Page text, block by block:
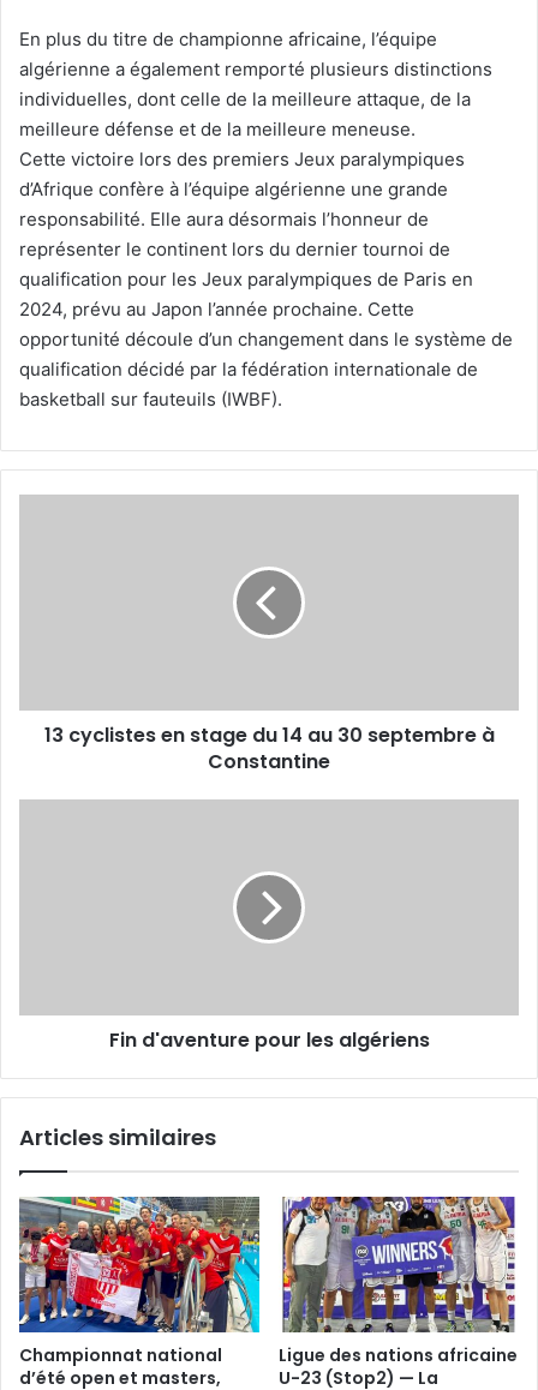
En plus du titre de championne africaine, l’équipe
algérienne a également remporté plusieurs distinctions
individuelles, dont celle de la meilleure attaque, de la
meilleure défense et de la meilleure meneuse.
Cette victoire lors des premiers Jeux paralympiques
d’Afrique confère à l’équipe algérienne une grande
responsabilité. Elle aura désormais l’honneur de
représenter le continent lors du dernier tournoi de
qualification pour les Jeux paralympiques de Paris en
2024, prévu au Japon l’année prochaine. Cette
opportunité découle d’un changement dans le système de
qualification décidé par la fédération internationale de
basketball sur fauteuils (IWBF).
septembre
13 cyclistes en stage du 14 au 30 septembre à
Constantine
Fin d'aventure pour les algériens
Articles similaires
Championnat national
d’été open et masters,
Ligue des nations africaine
U-23 (Stop2) — La